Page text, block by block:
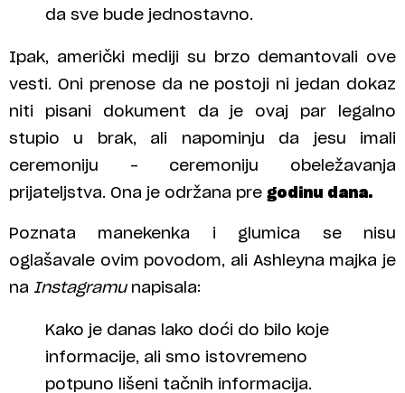
da sve bude jednostavno.
Ipak, američki mediji su brzo demantovali ove
vesti. Oni prenose da ne postoji ni jedan dokaz
niti pisani dokument da je ovaj par legalno
stupio u brak, ali napominju da jesu imali
ceremoniju – ceremoniju obeležavanja
prijateljstva. Ona je održana pre godinu dana.
Poznata manekenka i glumica se nisu
oglašavale ovim povodom, ali Ashleyna majka je
na Instagramunapisala:
Kako je danas lako doći do bilo koje
informacije, ali smo istovremeno
potpuno lišeni tačnih informacija.